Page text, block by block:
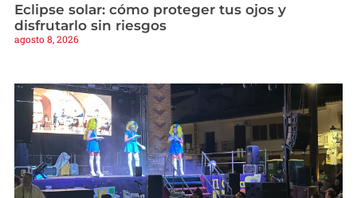
Eclipse solar: cómo proteger tus ojos y
disfrutarlo sin riesgos
agosto 8, 2026